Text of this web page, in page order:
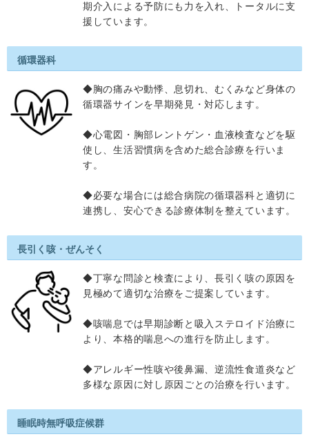
期介入による予防にも力を入れ、トータルに支
援しています。
循環器科
◆胸の痛みや動悸、息切れ、むくみなど身体の
循環器サインを早期発見・対応します。
◆心電図・胸部レントゲン・血液検査などを駆
使し、生活習慣病を含めた総合診療を行いま
す。
◆必要な場合には総合病院の循環器科と適切に
連携し、安心できる診療体制を整えています。
長引く咳・ぜんそく
◆丁寧な問診と検査により、長引く咳の原因を
見極めて適切な治療をご提案しています。
◆咳喘息では早期診断と吸入ステロイド治療に
より、本格的喘息への進行を防止します。
◆アレルギー性咳や後鼻漏、逆流性食道炎など
多様な原因に対し原因ごとの治療を行います。
睡眠時無呼吸症候群